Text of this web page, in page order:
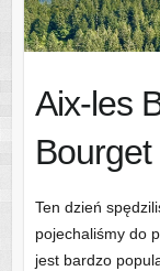
Aix-les
Ten dzień
pojechaliśmy do
jest bardzo